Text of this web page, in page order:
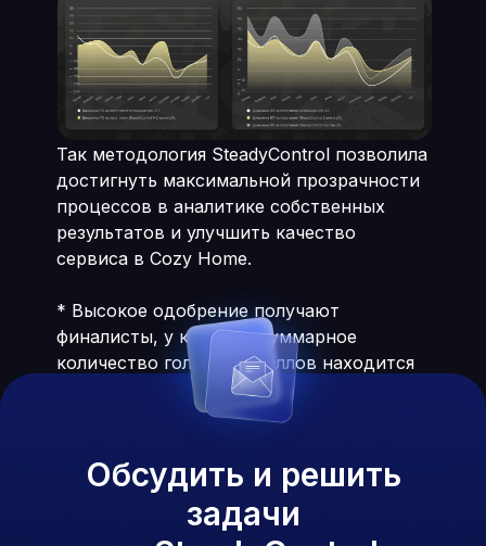
Так методология SteadyControl позволила
достигнуть максимальной прозрачности
процессов в аналитике собственных
результатов и улучшить качество
сервиса в Cozy Home.
* Высокое одобрение получают
финалисты, у которых суммарное
количество голосов и баллов находится
не ниже 75-ого процентиля в общем
распределении голосов.
Обсудить и решить
задачи